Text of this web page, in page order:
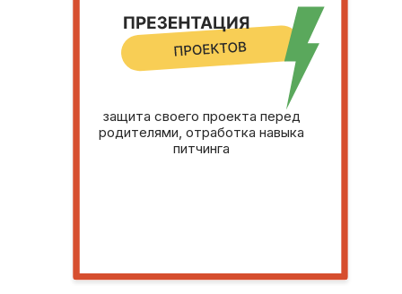
защита своего проекта перед
родителями, отработка навыка
питчинга